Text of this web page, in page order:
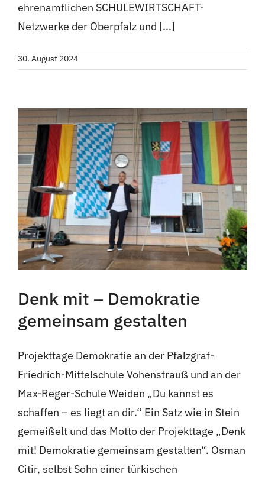
ehrenamtlichen SCHULEWIRTSCHAFT-
Netzwerke der Oberpfalz und [...]
30. August 2024
Denk mit – Demokratie
gemeinsam gestalten
Projekttage Demokratie an der Pfalzgraf-
Friedrich-Mittelschule Vohenstrauß und an der
Max-Reger-Schule Weiden „Du kannst es
schaffen – es liegt an dir.“ Ein Satz wie in Stein
gemeißelt und das Motto der Projekttage „Denk
mit! Demokratie gemeinsam gestalten“. Osman
Citir, selbst Sohn einer türkischen